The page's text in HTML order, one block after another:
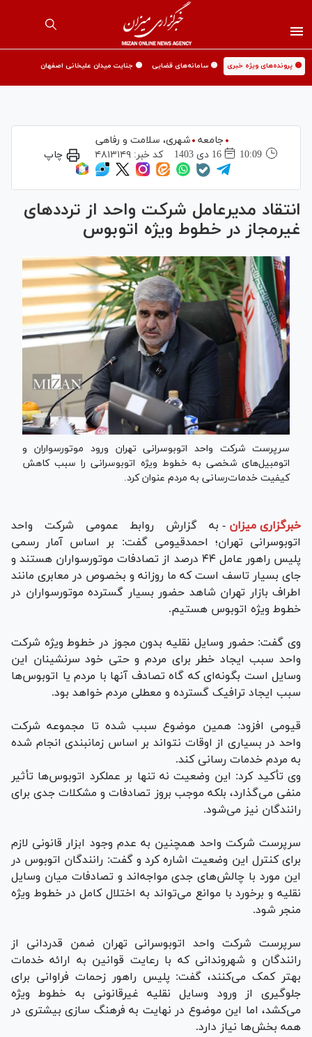
🟡 پرونده‌های ویژه خبری 🟡 سامانه‌های قضایی 🟡 جنایت میدان علیخانی اصفهان
جامعه
شهری،‌ سلامت و رفاهی
10:09
16 دی 1403 کد خبر:۴۸۱۳۱۴۹ چاپ
انتقاد مدیرعامل شرکت واحد از تردد‌های
غیرمجاز در خطوط ویژه اتوبوس
سرپرست شرکت واحد اتوبوسرانی تهران ورود موتورسواران و
اتومبیل‌های شخصی به خطوط ویژه اتوبوسرانی را سبب کاهش
کیفیت خدمات‌رسانی به مردم عنوان کرد.
خبرگزاری میزان - به گزارش روابط عمومی شرکت واحد
اتوبوسرانی تهران؛ احمدقیومی گفت: بر اساس آمار رسمی
پلیس راهور عامل ۴۴ درصد از تصادفات موتورسواران هستند و
جای بسیار تاسف است که ما روزانه و بخصوص در معابری مانند
اطراف بازار تهران شاهد حضور بسیار گسترده موتورسواران در
خطوط ویژه اتوبوس هستیم.
وی گفت: حضور وسایل نقلیه بدون مجوز در خطوط ویژه شرکت
واحد سبب ایجاد خطر برای مردم و حتی خود سرنشینان این
وسایل است بگونه‌ای که گاه تصادف آنها با مردم یا اتوبوس‌ها
سبب ایجاد ترافیک گسترده و معطلی مردم خواهد بود.
قیومی افزود: همین موضوع سبب شده تا مجموعه شرکت
واحد در بسیاری از اوقات نتواند بر اساس زمانبندی انجام شده
به مردم خدمات رسانی کند.
وی تأکید کرد: این وضعیت نه تنها بر عملکرد اتوبوس‌ها تأثیر
منفی می‌گذارد، بلکه موجب بروز تصادفات و مشکلات جدی برای
رانندگان نیز می‌شود.
سرپرست شرکت واحد همچنین به عدم وجود ابزار قانونی لازم
برای کنترل این وضعیت اشاره کرد و گفت: رانندگان اتوبوس در
این مورد با چالش‌های جدی مواجه‌اند و تصادفات میان وسایل
نقلیه و برخورد با موانع می‌تواند به اختلال کامل در خطوط ویژه
منجر شود.
سرپرست شرکت واحد اتوبوسرانی تهران ضمن قدردانی از
رانندگان و شهروندانی که با رعایت قوانین به ارائه خدمات
بهتر کمک می‌کنند، گفت: پلیس راهور زحمات فراوانی برای
جلوگیری از ورود وسایل نقلیه غیرقانونی به خطوط ویژه
می‌کشد، اما این موضوع در نهایت به فرهنگ سازی بیشتری در
همه بخش‌ها نیاز دارد.